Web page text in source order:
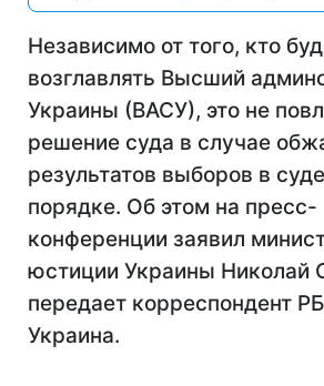
Независимо от того, кто
возглавлять Высший
Украины (ВАСУ), это не
решение суда в случае
результатов выборов в
порядке. Об этом на пресс-
конференции заявил
юстиции Украины Николай
передает корреспондент
Украина.